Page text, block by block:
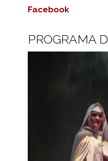
Facebook
PROGRAMA